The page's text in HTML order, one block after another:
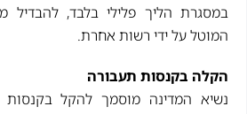
במסגרת הליך פלילי בלבד, להבדיל
המוטל על ידי רשות אחרת.
הקלה בקנסות תעבורה
נשיא המדינה מוסמך להקל בקנסות